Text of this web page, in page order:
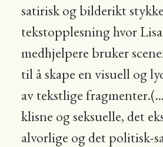
satirisk og bilderikt stykke
tekstopplesning hvor
medhjelpere bruker
til å skape en visuell og
av tekstlige
klisne og seksuelle, det
alvorlige og det politisk-